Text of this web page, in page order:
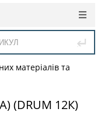
матеріалів та
(DRUM 12К)